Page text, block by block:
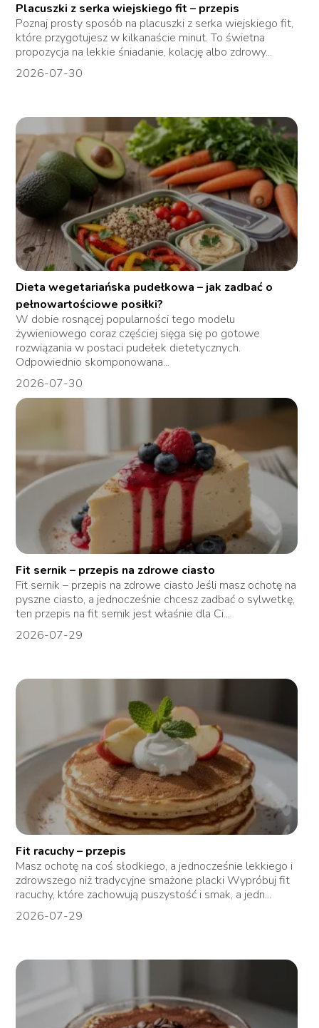
Placuszki z serka wiejskiego fit – przepis
Poznaj prosty sposób na placuszki z serka wiejskiego fit,
które przygotujesz w kilkanaście minut. To świetna
propozycja na lekkie śniadanie, kolację albo zdrowy...
2026-07-30
Dieta wegetariańska pudełkowa – jak zadbać o
pełnowartościowe posiłki?
W dobie rosnącej popularności tego modelu
żywieniowego coraz częściej sięga się po gotowe
rozwiązania w postaci pudełek dietetycznych.
Odpowiednio skomponowana...
2026-07-30
Fit sernik – przepis na zdrowe ciasto
Fit sernik – przepis na zdrowe ciasto Jeśli masz ochotę na
pyszne ciasto, a jednocześnie chcesz zadbać o sylwetkę,
ten przepis na fit sernik jest właśnie dla Ci...
2026-07-29
Fit racuchy – przepis
Masz ochotę na coś słodkiego, a jednocześnie lekkiego i
zdrowszego niż tradycyjne smażone placki Wypróbuj fit
racuchy, które zachowują puszystość i smak, a jedn...
2026-07-29